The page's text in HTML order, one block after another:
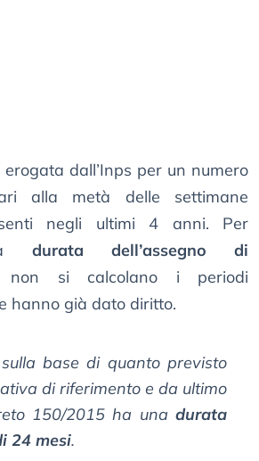
dall’Inps per un numero
alla metà delle settimane
negli ultimi 4 anni. Per
durata dell’assegno di
si calcolano i periodi
hanno già dato diritto.
base di quanto previsto
di riferimento e da ultimo
150/2015 ha unadurata
24 mesi.